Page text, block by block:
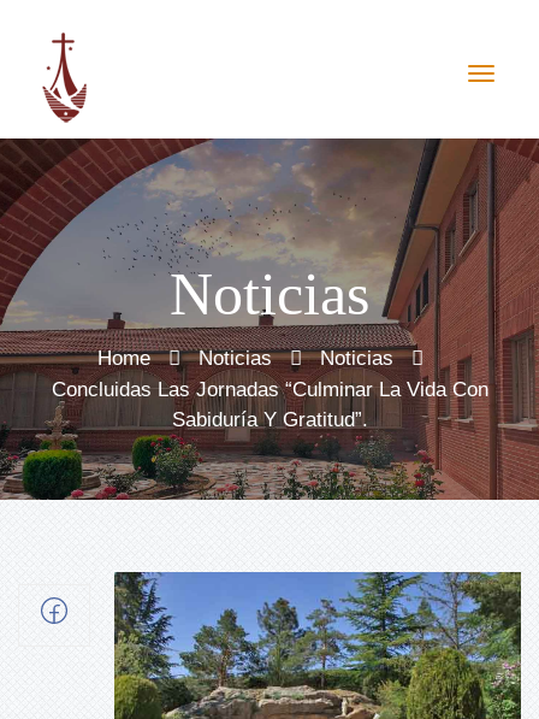
Noticias
Home Noticias
Noticias
Concluidas Las Jornadas “Culminar La Vida Con
Sabiduría Y Gratitud”.